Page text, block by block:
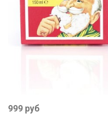
999 руб